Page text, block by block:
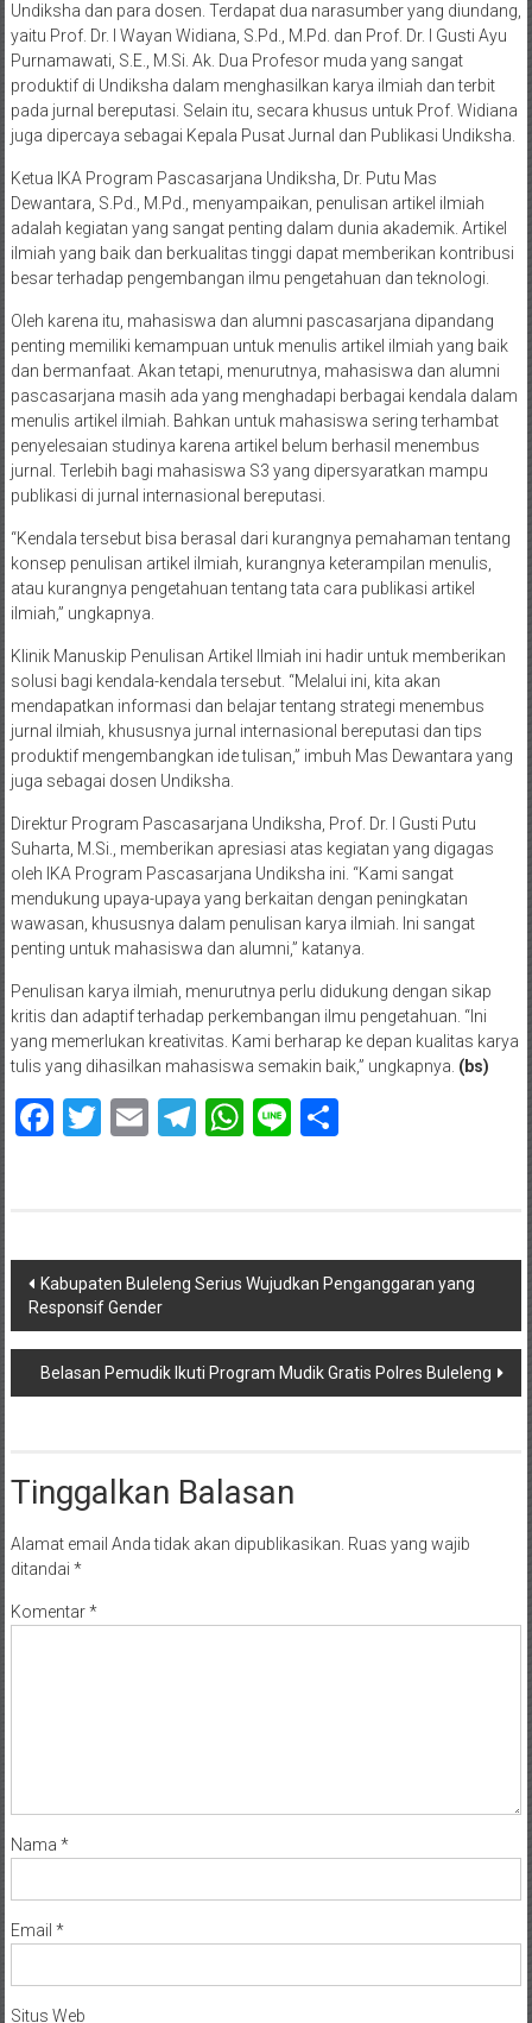
Undiksha dan para dosen. Terdapat dua narasumber yang diundang,
yaitu Prof. Dr. I Wayan Widiana, S.Pd., M.Pd. dan Prof. Dr. I Gusti Ayu
Purnamawati, S.E., M.Si. Ak. Dua Profesor muda yang sangat
produktif di Undiksha dalam menghasilkan karya ilmiah dan terbit
pada jurnal bereputasi. Selain itu, secara khusus untuk Prof. Widiana
juga dipercaya sebagai Kepala Pusat Jurnal dan Publikasi Undiksha.
Ketua IKA Program Pascasarjana Undiksha, Dr. Putu Mas
Dewantara, S.Pd., M.Pd., menyampaikan, penulisan artikel ilmiah
adalah kegiatan yang sangat penting dalam dunia akademik. Artikel
ilmiah yang baik dan berkualitas tinggi dapat memberikan kontribusi
besar terhadap pengembangan ilmu pengetahuan dan teknologi.
Oleh karena itu, mahasiswa dan alumni pascasarjana dipandang
penting memiliki kemampuan untuk menulis artikel ilmiah yang baik
dan bermanfaat. Akan tetapi, menurutnya, mahasiswa dan alumni
pascasarjana masih ada yang menghadapi berbagai kendala dalam
menulis artikel ilmiah. Bahkan untuk mahasiswa sering terhambat
penyelesaian studinya karena artikel belum berhasil menembus
jurnal. Terlebih bagi mahasiswa S3 yang dipersyaratkan mampu
publikasi di jurnal internasional bereputasi.
“Kendala tersebut bisa berasal dari kurangnya pemahaman tentang
konsep penulisan artikel ilmiah, kurangnya keterampilan menulis,
atau kurangnya pengetahuan tentang tata cara publikasi artikel
ilmiah,” ungkapnya.
Klinik Manuskip Penulisan Artikel Ilmiah ini hadir untuk memberikan
solusi bagi kendala-kendala tersebut. “Melalui ini, kita akan
mendapatkan informasi dan belajar tentang strategi menembus
jurnal ilmiah, khususnya jurnal internasional bereputasi dan tips
produktif mengembangkan ide tulisan,” imbuh Mas Dewantara yang
juga sebagai dosen Undiksha.
Direktur Program Pascasarjana Undiksha, Prof. Dr. I Gusti Putu
Suharta, M.Si., memberikan apresiasi atas kegiatan yang digagas
oleh IKA Program Pascasarjana Undiksha ini. “Kami sangat
mendukung upaya-upaya yang berkaitan dengan peningkatan
wawasan, khususnya dalam penulisan karya ilmiah. Ini sangat
penting untuk mahasiswa dan alumni,” katanya.
Penulisan karya ilmiah, menurutnya perlu didukung dengan sikap
kritis dan adaptif terhadap perkembangan ilmu pengetahuan. “Ini
yang memerlukan kreativitas. Kami berharap ke depan kualitas karya
tulis yang dihasilkan mahasiswa semakin baik,” ungkapnya. (bs)
Facebook
Twitter
EmailTelegram
WhatsApp
LineShare
Navigasi
pos
Kabupaten Buleleng Serius Wujudkan Penganggaran yang
Responsif Gender
Belasan Pemudik Ikuti Program Mudik Gratis Polres Buleleng
Tinggalkan Balasan
Alamat email Anda tidak akan dipublikasikan. Ruas yang wajib
ditandai *
Komentar*
Nama *
Email *
Situs Web